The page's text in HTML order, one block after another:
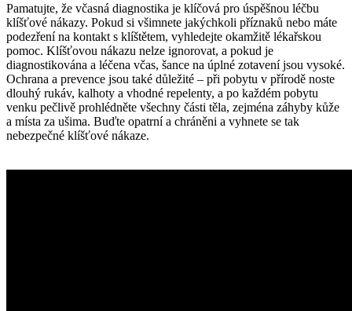
Pamatujte, že včasná diagnostika je klíčová pro úspěšnou léčbu
klíšťové nákazy. ⁣Pokud si všimnete jakýchkoli příznaků nebo máte
podezření na kontakt s klíštětem, vyhledejte okamžitě lékařskou⁤
pomoc. ‌Klíšťovou nákazu ⁤nelze ignorovat, a ⁤pokud je
diagnostikována a léčena včas, šance na ​úplné zotavení jsou⁤ vysoké.
Ochrana‌ a prevence jsou také důležité – při pobytu ‍v přírodě noste
dlouhý rukáv, kalhoty a ‌vhodné repelenty,​ a po každém pobytu
venku pečlivě prohlédněte všechny části těla, zejména‍ záhyby kůže
a⁤ místa ⁤za ​ušima. Buďte opatrní a ‌chráněni a vyhnete se tak
nebezpečné klíšťové‍ nákaze.